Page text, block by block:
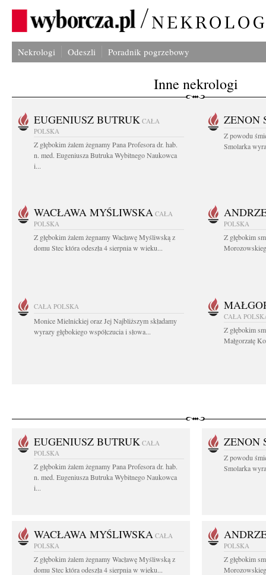
Nekrologi Odeszli Poradnik pogrzebowy
Inne nekrologi
EUGENIUSZ BUTRUK CAŁA
POLSKA
Z głębokim żalem żegnamy Pana Profesora dr. hab.
n. med. Eugeniusza Butruka Wybitnego Naukowca
i...
ZENON
Z powodu
Smolarka
WACŁAWA MYŚLIWSKA CAŁA
POLSKA
Z głębokim żalem żegnamy Wacławę Myśliwską z
domu Stec która odeszła 4 sierpnia w wieku...
POLSKA
Z głębokim
CAŁA POLSKA
Monice Mielnickiej oraz Jej Najbliższym składamy
wyrazy głębokiego współczucia i słowa...
CAŁA
Z głębokim
Małgorzatę
EUGENIUSZ BUTRUK CAŁA
POLSKA
Z głębokim żalem żegnamy Pana Profesora dr. hab.
n. med. Eugeniusza Butruka Wybitnego Naukowca
i...
ZENON
Z powodu
Smolarka
WACŁAWA MYŚLIWSKA CAŁA
POLSKA
Z głębokim żalem żegnamy Wacławę Myśliwską z
domu Stec która odeszła 4 sierpnia w wieku...
POLSKA
Z głębokim